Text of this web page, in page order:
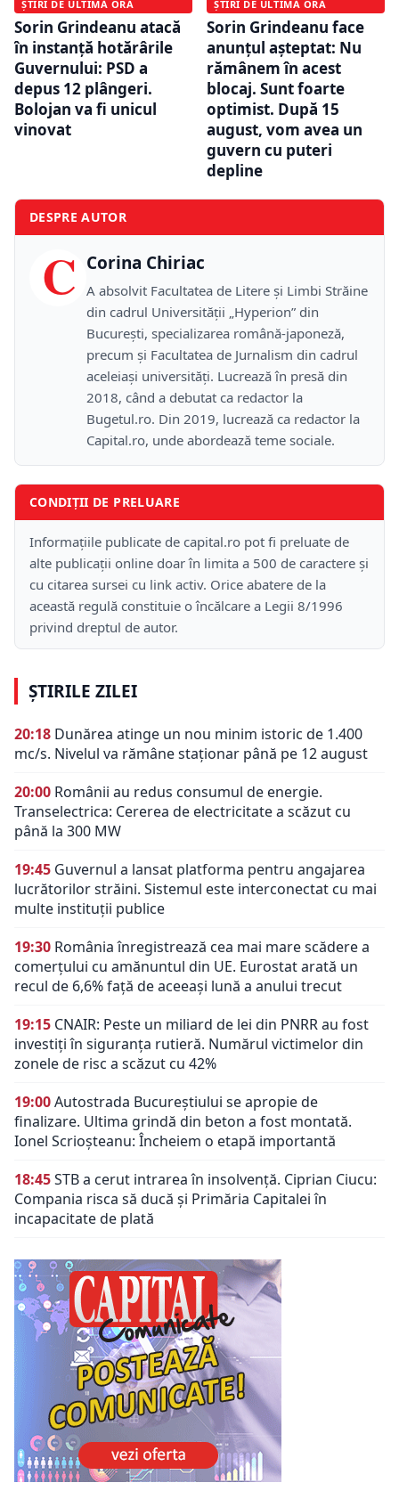
ȘTIRI DE ULTIMĂ ORĂ
Sorin Grindeanu atacă
în instanță hotărârile
Guvernului: PSD a
depus 12 plângeri.
Bolojan va fi unicul
vinovat
ȘTIRI DE ULTIMĂ ORĂ
Sorin Grindeanu face
anunțul așteptat: Nu
rămânem în acest
blocaj. Sunt foarte
optimist. După 15
august, vom avea un
guvern cu puteri
depline
DESPRE AUTOR
C Corina Chiriac
A absolvit Facultatea de Litere și Limbi Străine
din cadrul Universității „Hyperion” din
București, specializarea română-japoneză,
precum și Facultatea de Jurnalism din cadrul
aceleiași universități. Lucrează în presă din
2018, când a debutat ca redactor la
Bugetul.ro. Din 2019, lucrează ca redactor la
Capital.ro, unde abordează teme sociale.
CONDIȚII DE PRELUARE
Informațiile publicate de capital.ro pot fi preluate de
alte publicații online doar în limita a 500 de caractere și
cu citarea sursei cu link activ. Orice abatere de la
această regulă constituie o încălcare a Legii 8/1996
privind dreptul de autor.
ȘTIRILE ZILEI
20:18 Dunărea atinge un nou minim istoric de 1.400
mc/s. Nivelul va rămâne staționar până pe 12 august
20:00 Românii au redus consumul de energie.
Transelectrica: Cererea de electricitate a scăzut cu
până la 300 MW
19:45 Guvernul a lansat platforma pentru angajarea
lucrătorilor străini. Sistemul este interconectat cu mai
multe instituții publice
19:30 România înregistrează cea mai mare scădere a
comerțului cu amănuntul din UE. Eurostat arată un
recul de 6,6% față de aceeași lună a anului trecut
19:15 CNAIR: Peste un miliard de lei din PNRR au fost
investiți în siguranța rutieră. Numărul victimelor din
zonele de risc a scăzut cu 42%
19:00Autostrada Bucureștiului se apropie de
finalizare. Ultima grindă din beton a fost montată.
Ionel Scrioșteanu: Încheiem o etapă importantă
18:45STB a cerut intrarea în insolvență. Ciprian Ciucu:
Compania risca să ducă și Primăria Capitalei în
incapacitate de plată